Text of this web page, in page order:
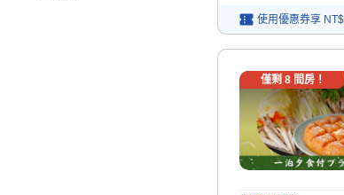
使用優惠券享
僅剩 8間房！